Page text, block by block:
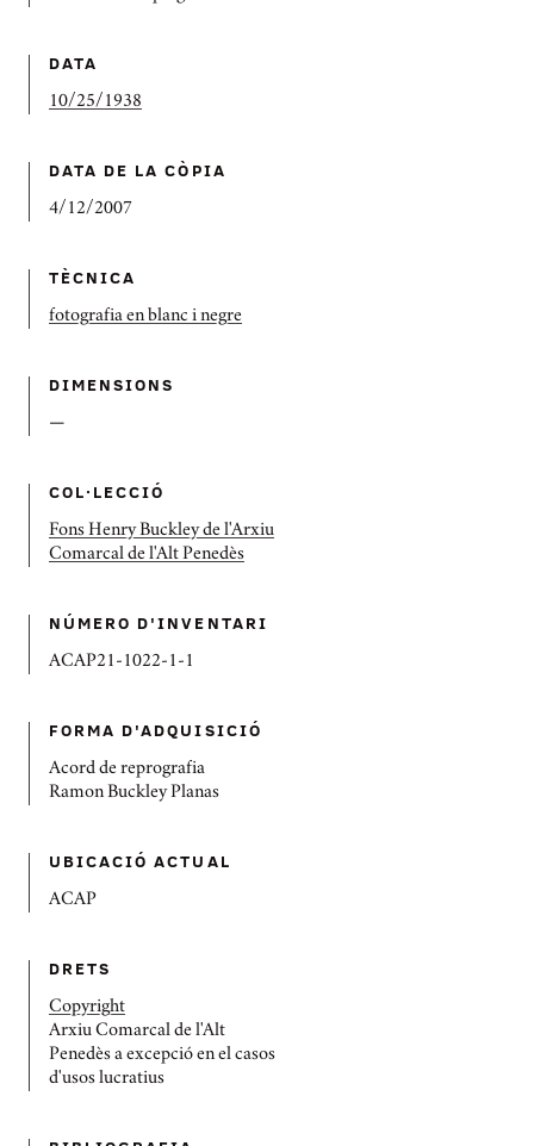
DATA
10/25/1938
DATA DE LA CÒPIA
4/12/2007
TÈCNICA
fotografia en blanc i negre
DIMENSIONS
—
COL·LECCIÓ
Fons Henry Buckley de l'Arxiu
Comarcal de l'Alt Penedès
NÚMERO D'INVENTARI
ACAP21-1022-1-1
FORMA D'ADQUISICIÓ
Acord de reprografia
Ramon Buckley Planas
UBICACIÓ ACTUAL
ACAP
DRETS
Copyright
Arxiu Comarcal de l'Alt
Penedès a excepció en el casos
d'usos lucratius